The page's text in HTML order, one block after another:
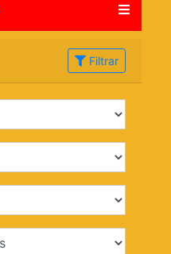
Filtrar